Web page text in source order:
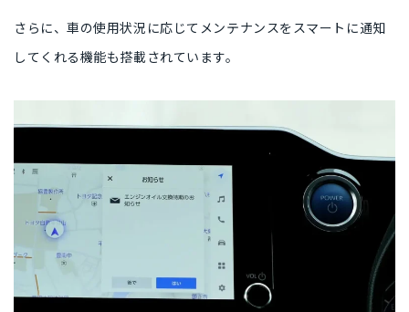
さらに、車の使用状況に応じて メンテナンスをスマートに通知
してくれる機能も搭載されています。